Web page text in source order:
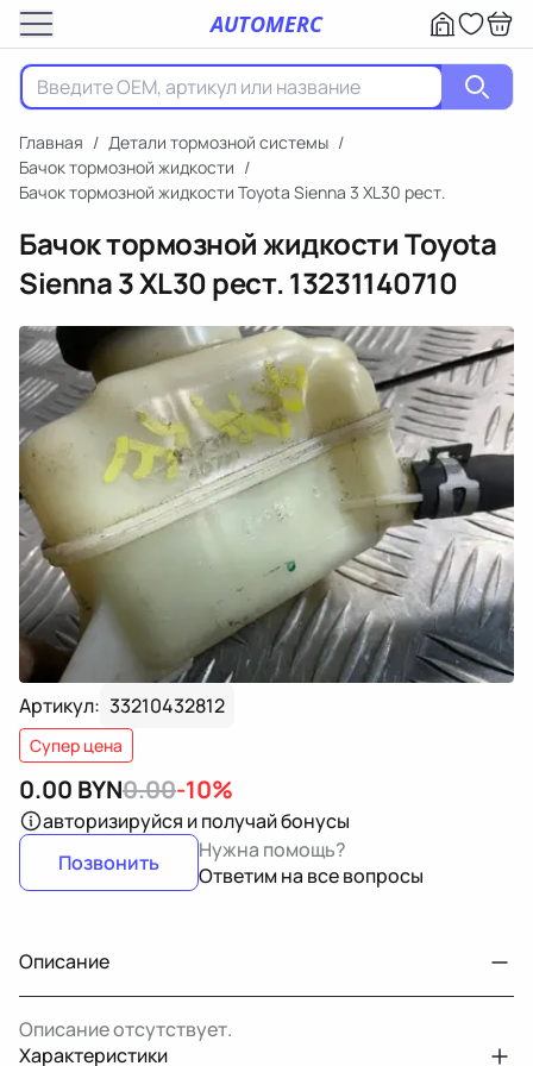
AUTOMERC
Главная / Детали тормозной системы /
Бачок тормозной жидкости /
Бачок тормозной жидкости Toyota Sienna 3 XL30 рест.
Бачок тормозной жидкости Toyota
Sienna 3 XL30 рест.13231140710
Артикул: 33210432812
Супер цена
0.00 BYN0.00-10%
авторизируйся и получай бонусы
Позвонить
Нужна помощь?
Ответим на все вопросы
Описание
Описание отсутствует.
Характеристики